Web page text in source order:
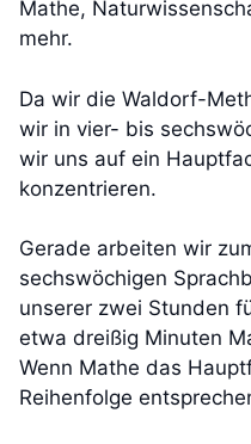
Mathe,
mehr.
Da wir die Waldorf-
wir in vier- bis
wir uns auf ein
konzentrieren.
Gerade arbeiten wir
sechswöchigen
unserer zwei Stunden
etwa dreißig Minuten
Wenn Mathe das
Reihenfolge